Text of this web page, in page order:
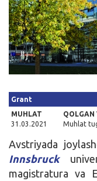
Kirish
Grant
MUHLAT
31.03.2021
QOLGAN
Muhlat
Avstriyada
Innsbruck
magistratura va